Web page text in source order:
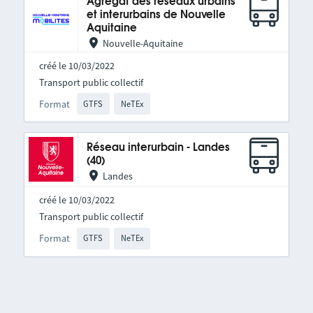
et interurbains de Nouvelle
Aquitaine
Nouvelle-Aquitaine
créé le 10/03/2022
Format GTFS NeTEx
Transport public collectif
Réseau interurbain - Landes
(40)
Landes
créé le 10/03/2022
Format GTFS NeTEx
Transport public collectif